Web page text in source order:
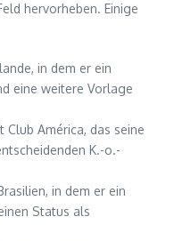
hervorheben. Einige
in dem er ein
eine weitere Vorlage
América, das seine
K.-o.-
in dem er ein
Status als